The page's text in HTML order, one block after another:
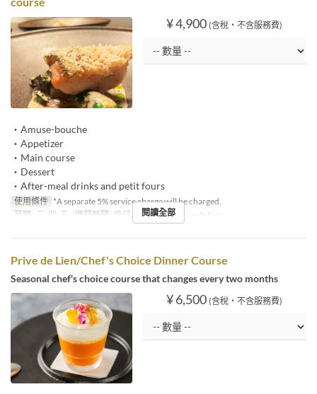
¥ 4,900 (含稅・不含服務費)
・Amuse-bouche
・Appetizer
・Main course
・Dessert
・After-meal drinks and petit fours
使用條件 *A separate 5% service charge will be charged.
星期
三, 四, 五 進餐時間 晚餐 座位類別 Prive de Lien
閱讀全部
Prive de Lien/Chef's Choice Dinner Course
Seasonal chef's choice course that changes every two months
¥ 6,500 (含稅・不含服務費)